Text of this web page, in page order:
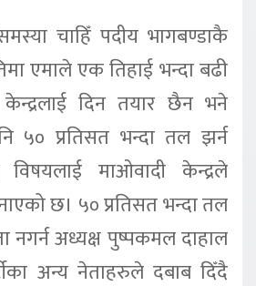
चाहिँ पदीय भागबण्डाकै
एमाले एक तिहाई भन्दा बढी
दिन तयार छैन भने
५० प्रतिसत भन्दा तल झर्न
माओवादी केन्द्रले
छ। ५० प्रतिसत भन्दा तल
नगर्न अध्यक्ष पुष्पकमल दाहाल
अन्य नेताहरुले दबाब दिँदै